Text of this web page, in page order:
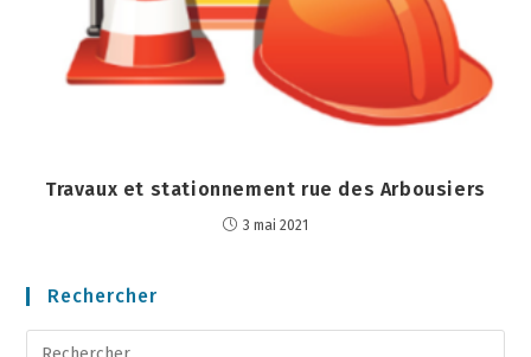
Travaux et stationnement rue des Arbousiers
3 mai 2021
Rechercher